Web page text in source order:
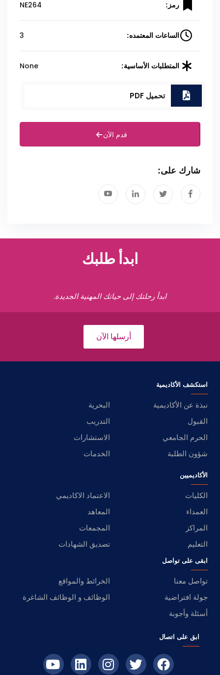
رمز: NE264
الساعات المعتمده: 3
المتطلبات الأساسية: None
تحميل PDF
قدم الآن
شارك على:
ابدأ طلبك
ابدأ رحلتك إلى حياتك المهنية الجديدة.
أرسلها الآن
استكشف الأكاديمية
نبذة عن الأكاديمية
البحرية
القبول
التدريب
الحرم الجامعي
الاستشارات
شؤون الطلبة
الخدمات
الأكاديميين
الكليات
الاعتماد الاكاديمي
العمداء
المعاهد
المراكز
المجمعات
التعليم
تصديق الشهادات
ابقى على تواصل
تواصل معنا
الخرائط والمواقع
جولة افتراضية
الوظائف و الوظائف الشاغرة
أسئلة وأجوبة
ابق على اتصال